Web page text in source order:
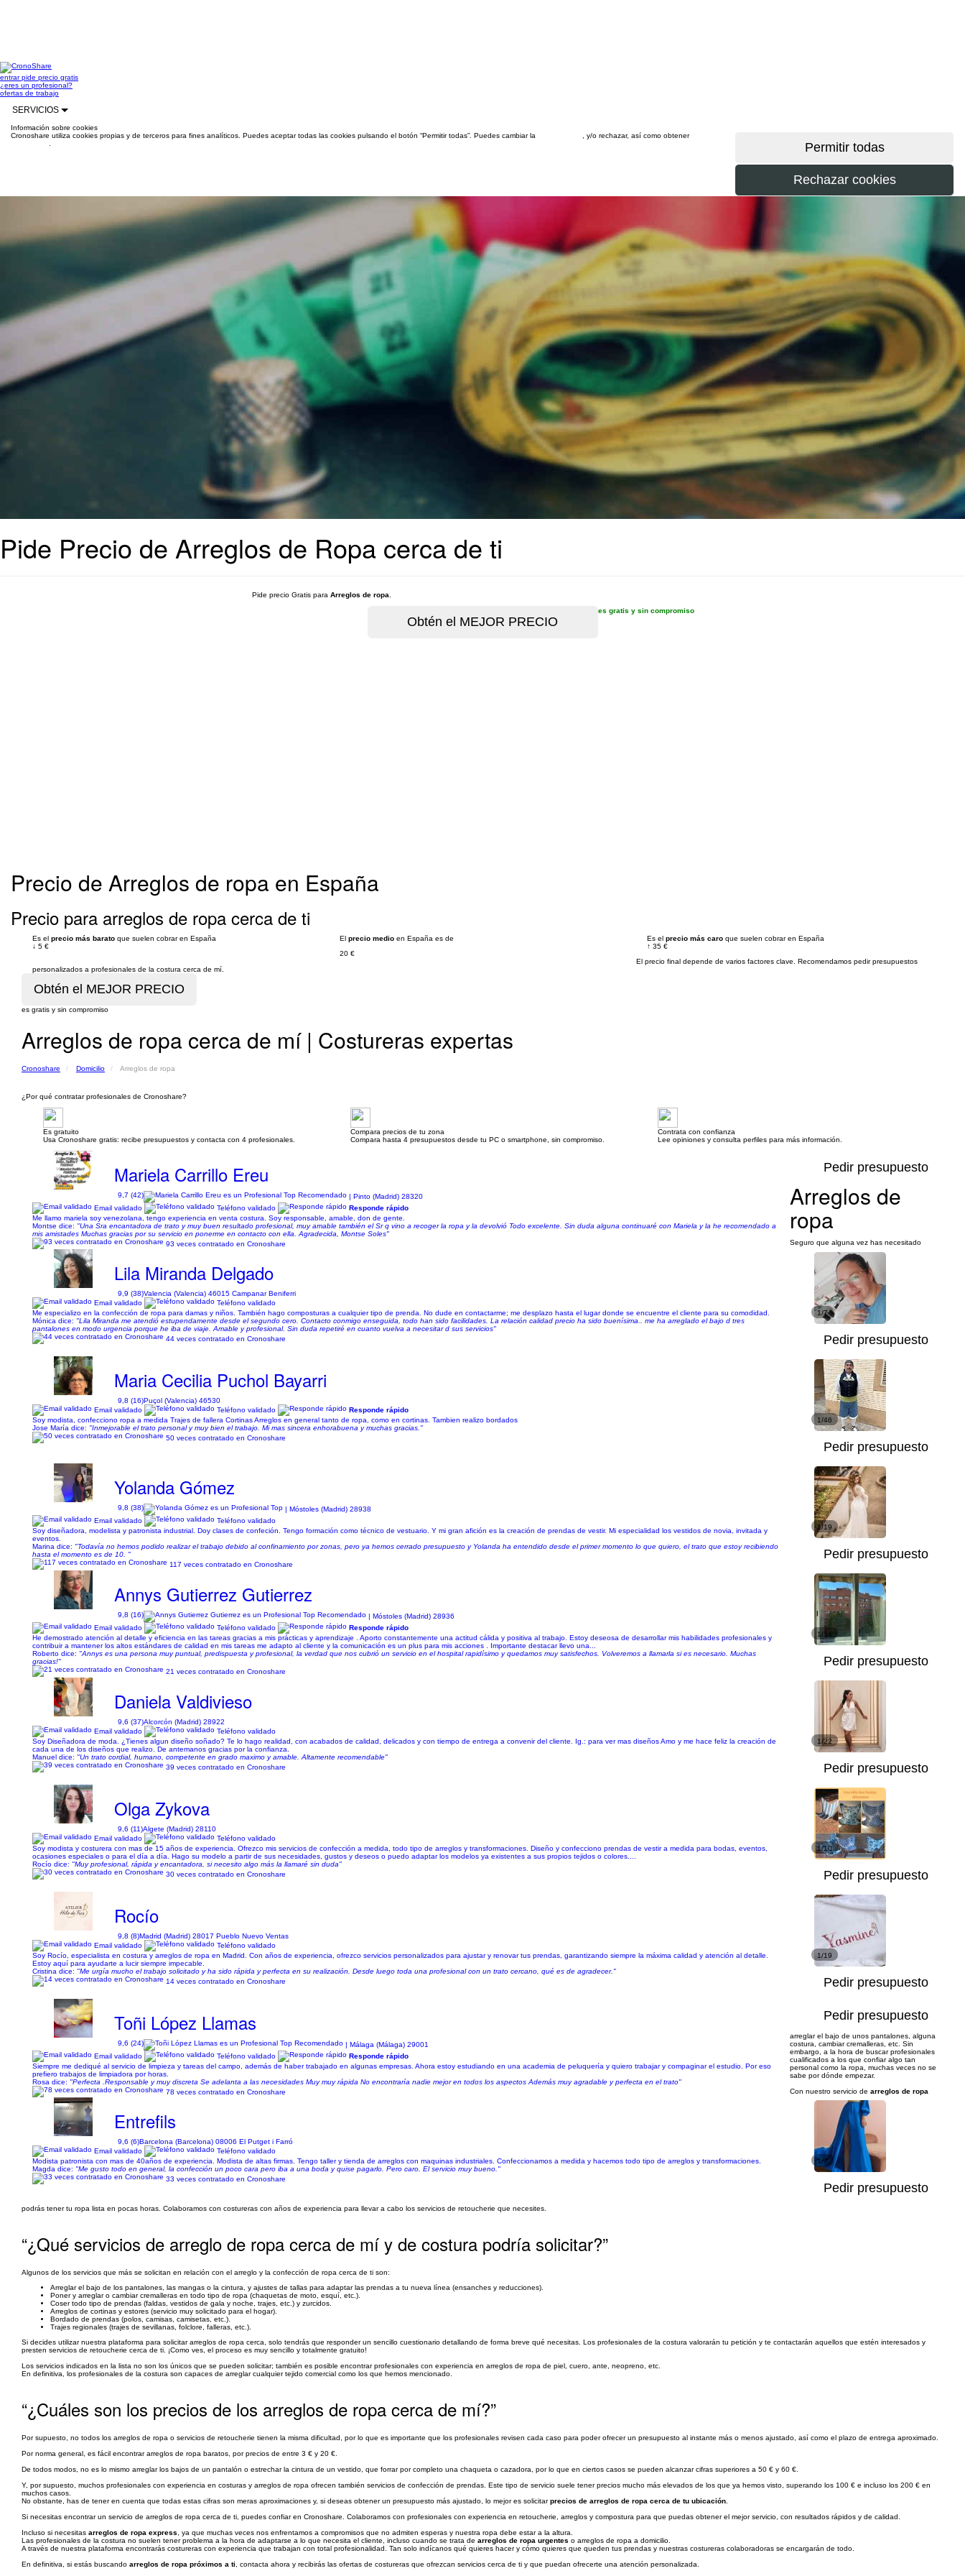
entrarpide precio gratis
¿eres un profesional?
ofertas de trabajo
SERVICIOS
Información sobre cookies
Cronoshare utiliza cookies propias y de terceros para fines analíticos. Puedes aceptar todas las cookies pulsando el botón “Permitir todas”. Puedes cambiar la
, y/o rechazar, así como obtener
Pide Precio de Arreglos de Ropa cerca de ti
Pide precio Gratis para Arreglos de ropa
es gratis y sin compromiso
Precio de Arreglos de ropa en España
Precio para arreglos de ropa cerca de ti
Es el precio más barato que suelen cobrar en España
↓ 5 €
El precio medio en España es de
20 €
Es el precio más caro que suelen cobrar en España
↑ 35 €
El precio final depende de varios factores clave. Recomendamos pedir presupuestos
personalizados a profesionales de la costura cerca de mí.
es gratis y sin compromiso
Arreglos de ropa cerca de mí | Costureras expertas
Cronoshare Domicilio Arreglos de ropa
¿Por qué contratar profesionales de Cronoshare?
Es gratuito
Usa Cronoshare gratis: recibe presupuestos y contacta con 4 profesionales.
Compara precios de tu zona
Compara hasta 4 presupuestos desde tu PC o smartphone, sin compromiso.
Contrata con confianza
Lee opiniones y consulta perfiles para más información.
Mariela Carrillo Ereu
9,7 (42)
| Pinto (Madrid) 28320
Email validado
Teléfono validado
Responde rápido
Me llamo mariela soy venezolana, tengo experiencia en venta costura. Soy responsable, amable, don de gente.
Montse dice: "Una Sra encantadora de trato y muy buen resultado profesional, muy amable también el Sr q vino a recoger la ropa y la devolvió Todo excelente. Sin duda alguna continuaré con Mariela y la he recomendado a
mis amistades Muchas gracias por su servicio en ponerme en contacto con ella. Agradecida, Montse Soles"
93 veces contratado en Cronoshare
Pedir presupuesto
Lila Miranda Delgado
9,9 (38)Valencia (Valencia) 46015 Campanar Beniferri
Email validado
Teléfono validado
Me especializo en la confección de ropa para damas y niños. También hago composturas a cualquier tipo de prenda. No dude en contactarme; me desplazo hasta el lugar donde se encuentre el cliente para su comodidad.
Mónica dice: "Lila Miranda me atendió estupendamente desde el segundo cero. Contacto conmigo enseguida, todo han sido facilidades. La relación calidad precio ha sido buenísima.. me ha arreglado el bajo d tres
pantalones en modo urgencia porque he iba de viaje. Amable y profesional. Sin duda repetiré en cuanto vuelva a necesitar d sus servicios"
44 veces contratado en Cronoshare
1/7
Pedir presupuesto
Maria Cecilia Puchol Bayarri
9,8 (16)Puçol (Valencia) 46530
Email validado
Teléfono validado
Responde rápido
Soy modista, confecciono ropa a medida Trajes de fallera Cortinas Arreglos en general tanto de ropa, como en cortinas. Tambien realizo bordados
Jose María dice: "Inmejorable el trato personal y muy bien el trabajo. Mi mas sincera enhorabuena y muchas gracias."
50 veces contratado en Cronoshare
1/46
Pedir presupuesto
Yolanda Gómez
9,8 (38)
| Móstoles (Madrid) 28938
Email validado
Teléfono validado
Soy diseñadora, modelista y patronista industrial. Doy clases de confeción. Tengo formación como técnico de vestuario. Y mi gran afición es la creación de prendas de vestir. Mi especialidad los vestidos de novia, invitada y
eventos.
Marina dice: "Todavía no hemos podido realizar el trabajo debido al confinamiento por zonas, pero ya hemos cerrado presupuesto y Yolanda ha entendido desde el primer momento lo que quiero, el trato que estoy recibiendo
hasta el momento es de 10. "
117 veces contratado en Cronoshare
1/19
Pedir presupuesto
Annys Gutierrez Gutierrez
9,8 (16)
| Móstoles (Madrid) 28936
Email validado
Teléfono validado
Responde rápido
He demostrado atención al detalle y eficiencia en las tareas gracias a mis prácticas y aprendizaje . Aporto constantemente una actitud cálida y positiva al trabajo. Estoy deseosa de desarrollar mis habilidades profesionales y
contribuir a mantener los altos estándares de calidad en mis tareas me adapto al cliente y la comunicación es un plus para mis acciones . Importante destacar llevo una...
Roberto dice: "Annys es una persona muy puntual, predispuesta y profesional, la verdad que nos cubrió un servicio en el hospital rapidísimo y quedamos muy satisfechos. Volveremos a llamarla si es necesario. Muchas
gracias!"
21 veces contratado en Cronoshare
1/14
Pedir presupuesto
Daniela Valdivieso
9,6 (37)Alcorcón (Madrid) 28922
Email validado
Teléfono validado
Soy Diseñadora de moda. ¿Tienes algun diseño soñado? Te lo hago realidad, con acabados de calidad, delicados y con tiempo de entrega a convenir del cliente. Ig.: para ver mas diseños Amo y me hace feliz la creación de
cada una de los diseños que realizo. De antemanos gracias por la confianza.
Manuel dice: "Un trato cordial, humano, competente en grado maximo y amable. Altamente recomendable"
39 veces contratado en Cronoshare
1/22
Pedir presupuesto
Olga Zykova
9,6 (11)Algete (Madrid) 28110
Email validado
Teléfono validado
Soy modista y costurera con mas de 15 años de experiencia. Ofrezco mis servicios de confección a medida, todo tipo de arreglos y transformaciones. Diseño y confecciono prendas de vestir a medida para bodas, eventos,
ocasiones especiales o para el día a día. Hago su modelo a partir de sus necesidades, gustos y deseos o puedo adaptar los modelos ya existentes a sus propios tejidos o colores....
Rocío dice: "Muy profesional, rápida y encantadora, si necesito algo más la llamaré sin duda"
30 veces contratado en Cronoshare
1/10
Pedir presupuesto
Rocío
9,8 (8)Madrid (Madrid) 28017 Pueblo Nuevo Ventas
Email validado
Teléfono validado
Soy Rocío, especialista en costura y arreglos de ropa en Madrid. Con años de experiencia, ofrezco servicios personalizados para ajustar y renovar tus prendas, garantizando siempre la máxima calidad y atención al detalle.
Estoy aquí para ayudarte a lucir siempre impecable.
Cristina dice: "Me urgía mucho el trabajo solicitado y ha sido rápida y perfecta en su realización. Desde luego toda una profesional con un trato cercano, qué es de agradecer."
14 veces contratado en Cronoshare
1/19
Pedir presupuesto
Toñi López Llamas
9,6 (24)
| Málaga (Málaga) 29001
Email validado
Teléfono validado
Responde rápido
Siempre me dediqué al servicio de limpieza y tareas del campo, además de haber trabajado en algunas empresas. Ahora estoy estudiando en una academia de peluquería y quiero trabajar y compaginar el estudio. Por eso
prefiero trabajos de limpiadora por horas.
Rosa dice: "Perfecta .Responsable y muy discreta Se adelanta a las necesidades Muy muy rápida No encontraría nadie mejor en todos los aspectos Además muy agradable y perfecta en el trato"
78 veces contratado en Cronoshare
Pedir presupuesto
Entrefils
9,6 (6)Barcelona (Barcelona) 08006 El Putget i Farró
Email validado
Teléfono validado
Modista patronista con mas de 40años de experiencia. Modista de altas firmas. Tengo taller y tienda de arreglos con maquinas industriales. Confeccionamos a medida y hacemos todo tipo de arreglos y transformaciones.
Magda dice: "Me gusto todo en general, la confección un poco cara pero iba a una boda y quise pagarlo. Pero caro. El servicio muy bueno."
33 veces contratado en Cronoshare
1/7
Pedir presupuesto
Arreglos de
ropa
Seguro que alguna vez has necesitado
arreglar el bajo de unos pantalones, alguna
costura, cambiar cremalleras, etc. Sin
embargo, a la hora de buscar profesionales
cualificados a los que confiar algo tan
personal como la ropa, muchas veces no se
sabe por dónde empezar.
Con nuestro servicio de arreglos de ropa
podrás tener tu ropa lista en pocas horas. Colaboramos con costureras con años de experiencia para llevar a cabo los servicios de retoucherie que necesites.
“¿Qué servicios de arreglo de ropa cerca de mí y de costura podría solicitar?”
Algunos de los servicios que más se solicitan en relación con el arreglo y la confección de ropa cerca de ti son:
Arreglar el bajo de los pantalones, las mangas o la cintura, y ajustes de tallas para adaptar las prendas a tu nueva línea (ensanches y reducciones).
Poner y arreglar o cambiar cremalleras en todo tipo de ropa (chaquetas de moto, esquí, etc.).
Coser todo tipo de prendas (faldas, vestidos de gala y noche, trajes, etc.) y zurcidos.
Arreglos de cortinas y estores (servicio muy solicitado para el hogar).
Bordado de prendas (polos, camisas, camisetas, etc.).
Trajes regionales (trajes de sevillanas, folclore, falleras, etc.).
Si decides utilizar nuestra plataforma para solicitar arreglos de ropa cerca, solo tendrás que responder un sencillo cuestionario detallando de forma breve qué necesitas. Los profesionales de la costura valorarán tu petición y te contactarán aquellos que estén interesados y
presten servicios de retoucherie cerca de ti. ¡Como ves, el proceso es muy sencillo y totalmente gratuito!
Los servicios indicados en la lista no son los únicos que se pueden solicitar; también es posible encontrar profesionales con experiencia en arreglos de ropa de piel, cuero, ante, neopreno, etc.
En definitiva, los profesionales de la costura son capaces de arreglar cualquier tejido comercial como los que hemos mencionado.
“¿Cuáles son los precios de los arreglos de ropa cerca de mí?”
Por supuesto, no todos los arreglos de ropa o servicios de retoucherie tienen la misma dificultad, por lo que es importante que los profesionales revisen cada caso para poder ofrecer un presupuesto al instante más o menos ajustado, así como el plazo de entrega aproximado.
Por norma general, es fácil encontrar arreglos de ropa baratos, por precios de entre 3 € y 20 €.
De todos modos, no es lo mismo arreglar los bajos de un pantalón o estrechar la cintura de un vestido, que forrar por completo una chaqueta o cazadora, por lo que en ciertos casos se pueden alcanzar cifras superiores a 50 € y 60 €.
Y, por supuesto, muchos profesionales con experiencia en costuras y arreglos de ropa ofrecen también servicios de confección de prendas. Este tipo de servicio suele tener precios mucho más elevados de los que ya hemos visto, superando los 100 € e incluso los 200 € en
muchos casos.
No obstante, has de tener en cuenta que todas estas cifras son meras aproximaciones y, si deseas obtener un presupuesto más ajustado, lo mejor es solicitarprecios de arreglos de ropa cerca de tu ubicación
Si necesitas encontrar un servicio de arreglos de ropa cerca de ti, puedes confiar en Cronoshare. Colaboramos con profesionales con experiencia en retoucherie, arreglos y compostura para que puedas obtener el mejor servicio, con resultados rápidos y de calidad.
Incluso si necesitas arreglos de ropa express , ya que muchas veces nos enfrentamos a compromisos que no admiten esperas y nuestra ropa debe estar a la altura.
Las profesionales de la costura no suelen tener problema a la hora de adaptarse a lo que necesita el cliente, incluso cuando se trata de arreglos de ropa urgentes o arreglos de ropa a domicilio.
A través de nuestra plataforma encontrarás costureras con experiencia que trabajan con total profesionalidad. Tan solo indícanos qué quieres hacer y cómo quieres que queden tus prendas y nuestras costureras colaboradoras se encargarán de todo.
En definitiva, si estás buscando arreglos de ropa próximos a ti , contacta ahora y recibirás las ofertas de costureras que ofrezcan servicios cerca de ti y que puedan ofrecerte una atención personalizada.